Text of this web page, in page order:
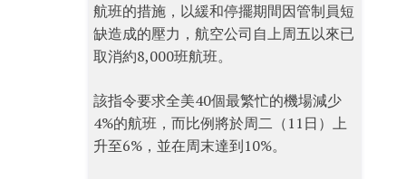
航班的措施，以緩和停擺期間因管制員短
缺造成的壓力，航空公司自上周五以來已
取消約8,000班航班。
該指令要求全美40個最繁忙的機場減少
4%的航班，而比例將於周二（11日）上
升至6%，並在周末達到10%。